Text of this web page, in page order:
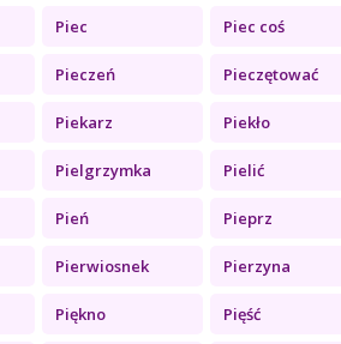
Piec Piec coś
Pieczeń Pieczętować
Piekarz Piekło
Pielgrzymka Pielić
Pień Pieprz
Pierwiosnek Pierzyna
Piękno Pięść